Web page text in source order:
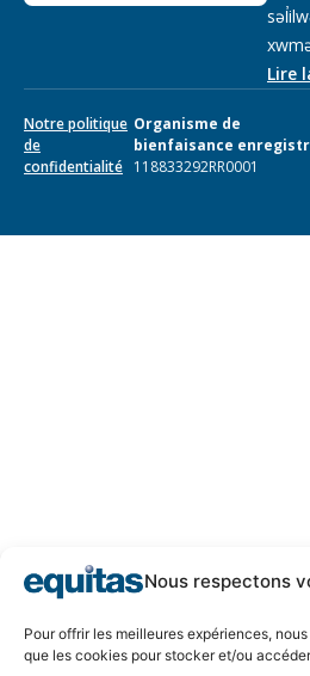
Nous respectons
Pour offrir les meilleures expériences,
que les cookies pour stocker et/ou
Lire
Notre politique
de
confidentialité
Organisme de
bienfaisance
118833292RR0001